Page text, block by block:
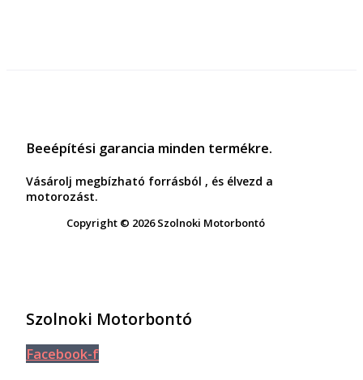
Beeépítési garancia minden termékre.
Vásárolj megbízható forrásból , és élvezd a
motorozást.
Copyright © 2026 Szolnoki Motorbontó
Szolnoki Motorbontó
Facebook-f